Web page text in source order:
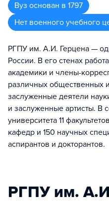
Вуз основан в 1797
Нет военного учебного
РГПУ им. А.И. Герцена —
России. В его стенах
академики и члены-
различных общественных
заслуженные деятели
и заслуженные артисты. В
университета 11
кафедр и 150 научных
аспирантов и докторантов.
РГПУ им. А.И. Герцена в